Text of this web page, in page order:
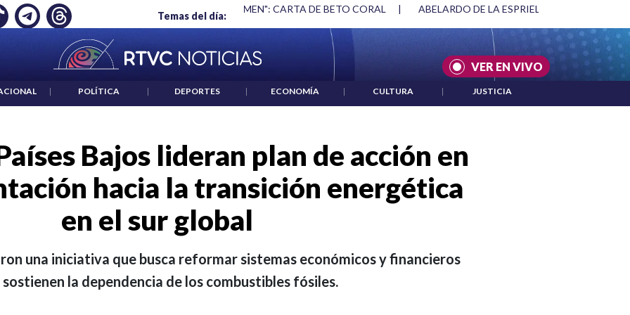
Temas del día:
UN CRIMEN": CARTA DE BETO CORAL ABELARDO DE LA ESPRIELLA Y DMG ACUERDOS ENTRE ESTADOS UNIDOS E IRÁN
VER EN VIVO
| POLÍTICA | DEPORTES | ECONOMÍA | CULTURA | JUSTICIA
Bajos lideran plan de acción en
hacia la transición energética
en el sur global
una iniciativa que busca reformar sistemas económicos y financieros
sostienen la dependencia de los combustibles fósiles.